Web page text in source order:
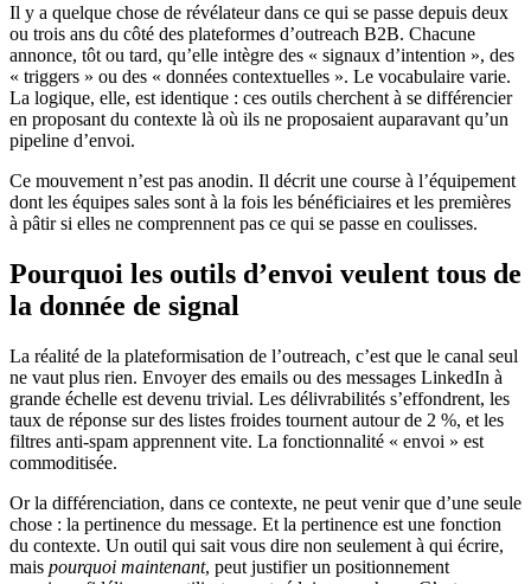
Il y a quelque chose de révélateur dans ce qui se passe depuis deux
ou trois ans du côté des plateformes d’outreach B2B. Chacune
annonce, tôt ou tard, qu’elle intègre des « signaux d’intention », des
« triggers » ou des « données contextuelles ». Le vocabulaire varie.
La logique, elle, est identique : ces outils cherchent à se différencier
en proposant du contexte là où ils ne proposaient auparavant qu’un
pipeline d’envoi.
Ce mouvement n’est pas anodin. Il décrit une course à l’équipement
dont les équipes sales sont à la fois les bénéficiaires et les premières
à pâtir si elles ne comprennent pas ce qui se passe en coulisses.
Pourquoi les outils d’envoi veulent tous de
la donnée de signal
La réalité de la plateformisation de l’outreach, c’est que le canal seul
ne vaut plus rien. Envoyer des emails ou des messages LinkedIn à
grande échelle est devenu trivial. Les délivrabilités s’effondrent, les
taux de réponse sur des listes froides tournent autour de 2 %, et les
filtres anti-spam apprennent vite. La fonctionnalité « envoi » est
commoditisée.
Or la différenciation, dans ce contexte, ne peut venir que d’une seule
chose : la pertinence du message. Et la pertinence est une fonction
du contexte. Un outil qui sait vous dire non seulement à qui écrire,
mais pourquoi maintenant, peut justifier un positionnement